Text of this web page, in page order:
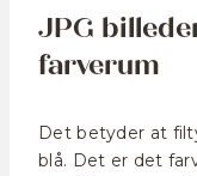
JPG
farverum
Det betyder at
blå. Det er det